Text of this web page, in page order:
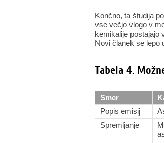
Končno, ta študija
vse večjo vlogo v
kemikalije postajajo
Novi članek se lepo
Tabela 4.
Smer
Popis emisij
Spremljanje